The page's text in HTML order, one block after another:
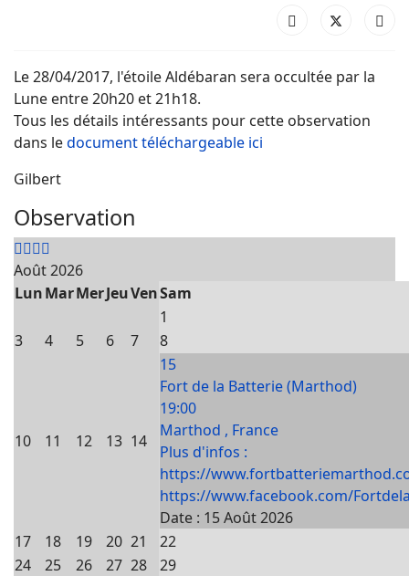
Le 28/04/2017, l'étoile Aldébaran sera occultée par la
Lune entre 20h20 et 21h18.
Tous les détails intéressants pour cette observation
dans ledocument téléchargeable ici
Gilbert
Observation
Août 2026
LunMarMerJeuVenSam
1
3
4 5 6 7 8
10 11 12 13 14
15
Fort de la Batterie (Marthod)
19:00
Marthod , France
Plus d'infos :
https://
https://www.facebook.com/
Date : 15 Août 2026
17
18 19 20 21
22
24
25 26 27 28
29